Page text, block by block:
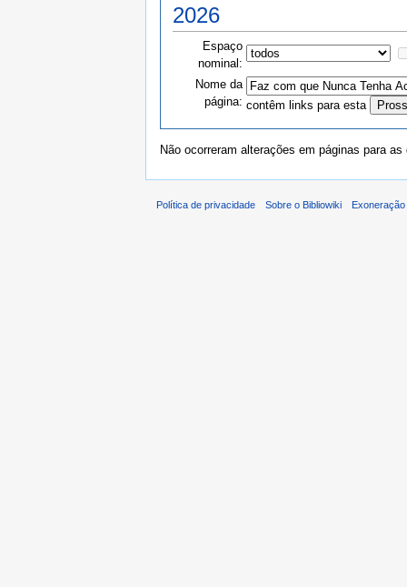
2026
Espaço
nominal:
Nome da
página: contêm links para esta
Não ocorreram alterações em páginas para
Política de privacidade Sobre o Bibliowiki